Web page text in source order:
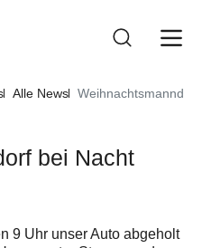
Alle News
bei Nacht
9 Uhr unser Auto abgeholt